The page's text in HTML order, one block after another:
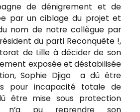
de dénigrement et de
par un ciblage du projet et
nom de notre collègue par
du parti Reconquête !,
de Lille à décider de son
exposée et déstabilisée
Sophie Djigo a dû être
pour incapacité totale de
être mise sous protection